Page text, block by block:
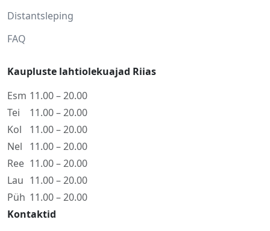
Distantsleping
FAQ
Kaupluste lahtiolekuajad Riias
Esm 11.00 – 20.00
Tei
11.00 – 20.00
Kol
11.00 – 20.00
Nel
11.00 – 20.00
Ree 11.00 – 20.00
Lau 11.00 – 20.00
Püh 11.00 – 20.00
Kontaktid